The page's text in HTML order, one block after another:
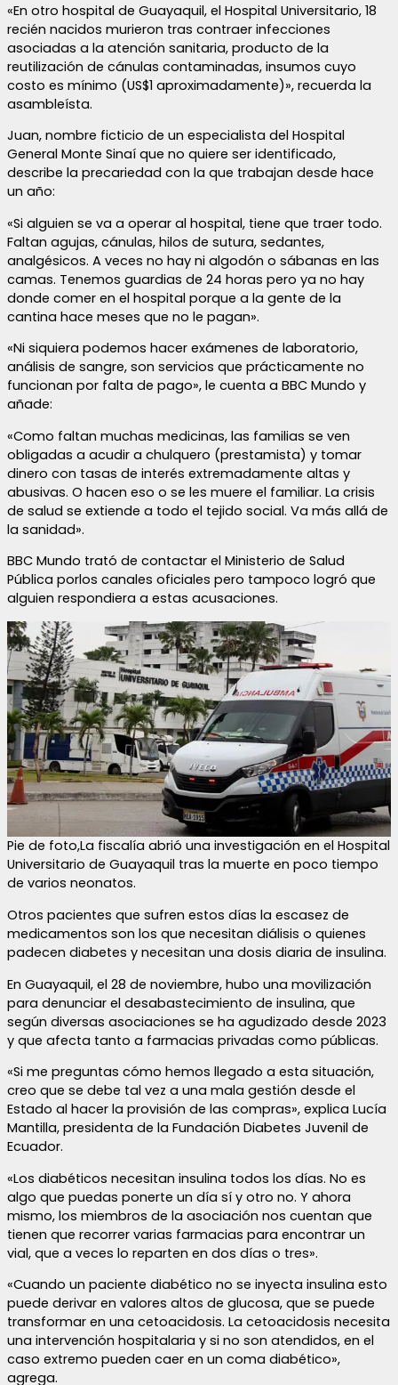
«En otro hospital de Guayaquil, el Hospital Universitario, 18
recién nacidos murieron tras contraer infecciones
asociadas a la atención sanitaria, producto de la
reutilización de cánulas contaminadas, insumos cuyo
costo es mínimo (US$1 aproximadamente)», recuerda la
asambleísta.
Juan, nombre ficticio de un especialista del Hospital
General Monte Sinaí que no quiere ser identificado,
describe la precariedad con la que trabajan desde hace
un año:
«Si alguien se va a operar al hospital, tiene que traer todo.
Faltan agujas, cánulas, hilos de sutura, sedantes,
analgésicos. A veces no hay ni algodón o sábanas en las
camas. Tenemos guardias de 24 horas pero ya no hay
donde comer en el hospital porque a la gente de la
cantina hace meses que no le pagan».
«Ni siquiera podemos hacer exámenes de laboratorio,
análisis de sangre, son servicios que prácticamente no
funcionan por falta de pago», le cuenta a BBC Mundo y
añade:
«Como faltan muchas medicinas, las familias se ven
obligadas a acudir a chulquero (prestamista) y tomar
dinero con tasas de interés extremadamente altas y
abusivas. O hacen eso o se les muere el familiar. La crisis
de salud se extiende a todo el tejido social. Va más allá de
la sanidad».
BBC Mundo trató de contactar el Ministerio de Salud
Pública porlos canales oficiales pero tampoco logró que
alguien respondiera a estas acusaciones.
Pie de foto,La fiscalía abrió una investigación en el Hospital
Universitario de Guayaquil tras la muerte en poco tiempo
de varios neonatos.
Otros pacientes que sufren estos días la escasez de
medicamentos son los que necesitan diálisis o quienes
padecen diabetes y necesitan una dosis diaria de insulina.
En Guayaquil, el 28 de noviembre, hubo una movilización
para denunciar el desabastecimiento de insulina, que
según diversas asociaciones se ha agudizado desde 2023
y que afecta tanto a farmacias privadas como públicas.
«Si me preguntas cómo hemos llegado a esta situación,
creo que se debe tal vez a una mala gestión desde el
Estado al hacer la provisión de las compras», explica Lucía
Mantilla, presidenta de la Fundación Diabetes Juvenil de
Ecuador.
«Los diabéticos necesitan insulina todos los días. No es
algo que puedas ponerte un día sí y otro no. Y ahora
mismo, los miembros de la asociación nos cuentan que
tienen que recorrer varias farmacias para encontrar un
vial, que a veces lo reparten en dos días o tres».
«Cuando un paciente diabético no se inyecta insulina esto
puede derivar en valores altos de glucosa, que se puede
transformar en una cetoacidosis. La cetoacidosis necesita
una intervención hospitalaria y si no son atendidos, en el
caso extremo pueden caer en un coma diabético»,
agrega.